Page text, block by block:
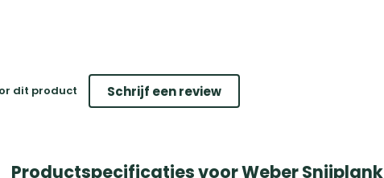
dit product Schrijf een review
Productspecificaties voor Weber Snijplank